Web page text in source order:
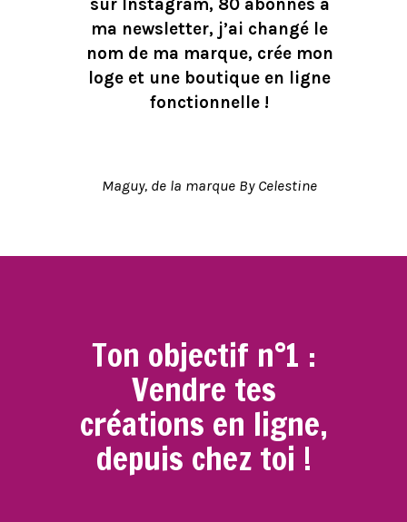
sur Instagram, 80 abonnés à
ma newsletter, j’ai changé le
nom de ma marque, crée mon
loge et une boutique en ligne
fonctionnelle !
Maguy, de la marque By Celestine
Ton objectif n°1 :
Vendre tes
créations en ligne,
depuis chez toi !